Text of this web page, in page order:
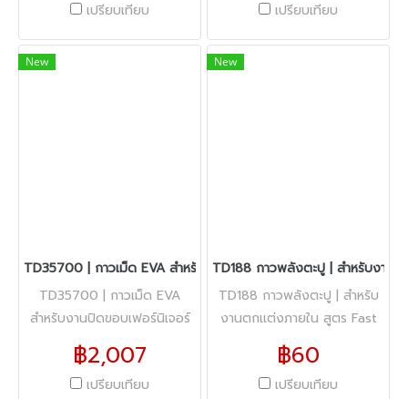
เปรียบเทียบ เปรียบเทียบ
New
TD35700 | กาวเม็ด EVA สำหรับงานปิดขอบเฟอร์นิเจอร์
TD35700 | กาวเม็ด EVA
สำหรับงานปิดขอบเฟอร์นิเจอร์
฿2,007
เปรียบเทียบ
New
TD188 กาวพลังตะปู | สำหรับงาน
TD188 กาวพลังตะปู | สำหรับ
งานตกแต่งภายใน สูตร Fast
bond
฿60
เปรียบเทียบ